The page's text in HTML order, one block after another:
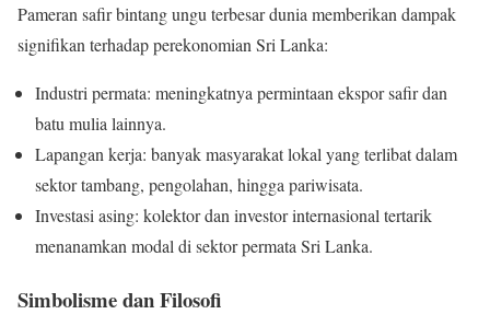
Pameran safir bintang ungu terbesar dunia memberikan dampak
signifikan terhadap perekonomian Sri Lanka:
Industri permata: meningkatnya permintaan ekspor safir dan
batu mulia lainnya.
Lapangan kerja: banyak masyarakat lokal yang terlibat dalam
sektor tambang, pengolahan, hingga pariwisata.
Investasi asing: kolektor dan investor internasional tertarik
menanamkan modal di sektor permata Sri Lanka.
Simbolisme dan Filosofi